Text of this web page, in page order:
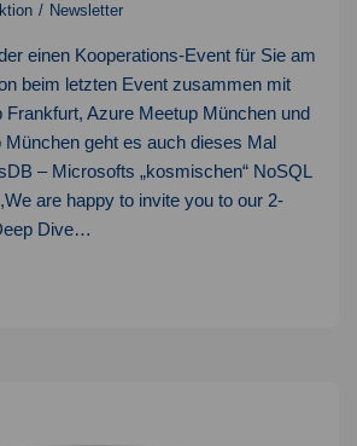
Newsletter
einen Kooperations-Event für Sie am
beim letzten Event zusammen mit
Frankfurt, Azure Meetup München und
geht es auch dieses Mal
– Microsofts „kosmischen“ NoSQL
are happy to invite you to our 2-
Dive…